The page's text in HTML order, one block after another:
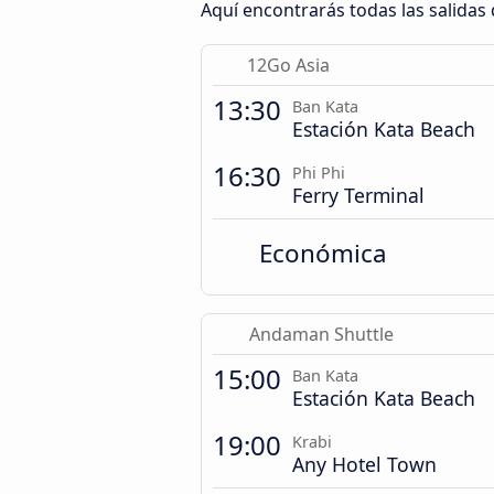
Aquí encontrarás todas las salidas
12Go Asia
13:30 Ban Kata
Estación Kata Beach
16:30 Phi Phi
Ferry Terminal
Económica
Andaman Shuttle
15:00 Ban Kata
Estación Kata Beach
19:00 Krabi
Any Hotel Town